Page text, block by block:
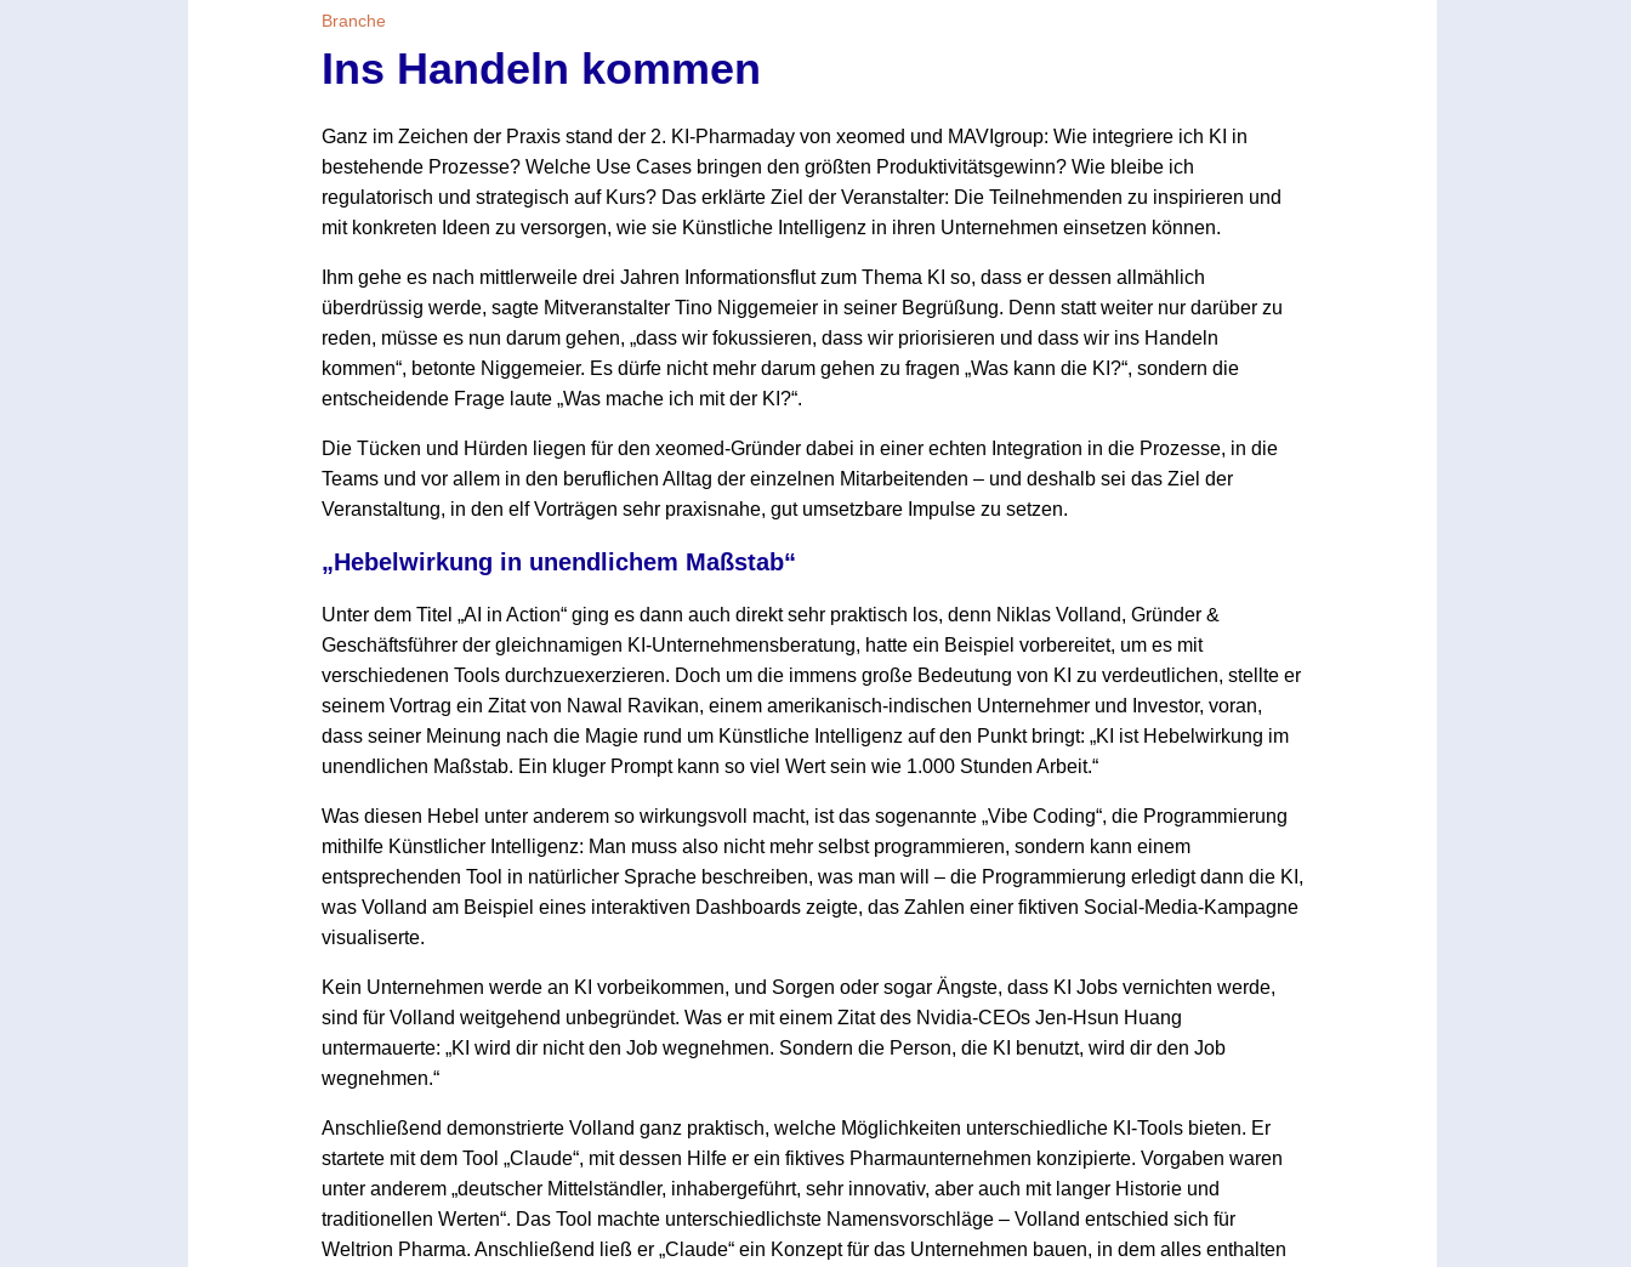
Branche
Ins Handeln kommen
Ganz im Zeichen der Praxis stand der 2. KI-Pharmaday von xeomed und MAVIgroup: Wie integriere ich KI in
bestehende Prozesse? Welche Use Cases bringen den größten Produktivitätsgewinn? Wie bleibe ich
regulatorisch und strategisch auf Kurs? Das erklärte Ziel der Veranstalter: Die Teilnehmenden zu inspirieren und
mit konkreten Ideen zu versorgen, wie sie Künstliche Intelligenz in ihren Unternehmen einsetzen können.
Ihm gehe es nach mittlerweile drei Jahren Informationsflut zum Thema KI so, dass er dessen allmählich
überdrüssig werde, sagte Mitveranstalter Tino Niggemeier in seiner Begrüßung. Denn statt weiter nur darüber zu
reden, müsse es nun darum gehen, „dass wir fokussieren, dass wir priorisieren und dass wir ins Handeln
kommen“, betonte Niggemeier. Es dürfe nicht mehr darum gehen zu fragen „Was kann die KI?“, sondern die
entscheidende Frage laute „Was mache ich mit der KI?“.
Die Tücken und Hürden liegen für den xeomed-Gründer dabei in einer echten Integration in die Prozesse, in die
Teams und vor allem in den beruflichen Alltag der einzelnen Mitarbeitenden – und deshalb sei das Ziel der
Veranstaltung, in den elf Vorträgen sehr praxisnahe, gut umsetzbare Impulse zu setzen.
„Hebelwirkung in unendlichem Maßstab“
Unter dem Titel „AI in Action“ ging es dann auch direkt sehr praktisch los, denn Niklas Volland, Gründer &
Geschäftsführer der gleichnamigen KI-Unternehmensberatung, hatte ein Beispiel vorbereitet, um es mit
verschiedenen Tools durchzuexerzieren. Doch um die immens große Bedeutung von KI zu verdeutlichen, stellte er
seinem Vortrag ein Zitat von Nawal Ravikan, einem amerikanisch-indischen Unternehmer und Investor, voran,
dass seiner Meinung nach die Magie rund um Künstliche Intelligenz auf den Punkt bringt: „KI ist Hebelwirkung im
unendlichen Maßstab. Ein kluger Prompt kann so viel Wert sein wie 1.000 Stunden Arbeit.“
Was diesen Hebel unter anderem so wirkungsvoll macht, ist das sogenannte „Vibe Coding“, die Programmierung
mithilfe Künstlicher Intelligenz: Man muss also nicht mehr selbst programmieren, sondern kann einem
entsprechenden Tool in natürlicher Sprache beschreiben, was man will – die Programmierung erledigt dann die KI,
was Volland am Beispiel eines interaktiven Dashboards zeigte, das Zahlen einer fiktiven Social-Media-Kampagne
visualiserte.
Kein Unternehmen werde an KI vorbeikommen, und Sorgen oder sogar Ängste, dass KI Jobs vernichten werde,
sind für Volland weitgehend unbegründet. Was er mit einem Zitat des Nvidia-CEOs Jen-Hsun Huang
untermauerte: „KI wird dir nicht den Job wegnehmen. Sondern die Person, die KI benutzt, wird dir den Job
wegnehmen.“
Anschließend demonstrierte Volland ganz praktisch, welche Möglichkeiten unterschiedliche KI-Tools bieten. Er
startete mit dem Tool „Claude“, mit dessen Hilfe er ein fiktives Pharmaunternehmen konzipierte. Vorgaben waren
unter anderem „deutscher Mittelständler, inhabergeführt, sehr innovativ, aber auch mit langer Historie und
traditionellen Werten“. Das Tool machte unterschiedlichste Namensvorschläge – Volland entschied sich für
Weltrion Pharma. Anschließend ließ er „Claude“ ein Konzept für das Unternehmen bauen, in dem alles enthalten